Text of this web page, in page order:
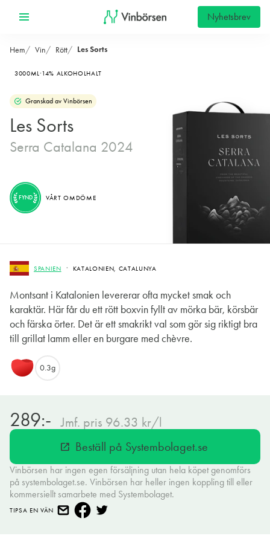
Nyhetsbrev
Hem Vin Rött Les Sorts
3000ML 14% ALKOHOLHALT
Granskad av Vinbörsen
Les Sorts
Serra Catalana 2024
SPANIEN KATALONIEN, CATALUNYA
Montsant i Katalonien levererar ofta mycket smak och
karaktär. Här får du ett rött boxvin fyllt av mörka bär, körsbär
och färska örter. Det är ett smakrikt val som gör sig riktigt bra
till grillat lamm eller en burgare med chèvre.
FYND VÅRT OMDÖME
0.3g
289:- Jmf. pris 96.33 kr/l
open_in_new Beställ på Systembolaget.se
Vinbörsen har ingen egen försäljning utan hela köpet genomförs
på systembolaget.se. Vinbörsen har heller ingen koppling till eller
kommersiellt samarbete med Systembolaget.
TIPSA EN VÄN